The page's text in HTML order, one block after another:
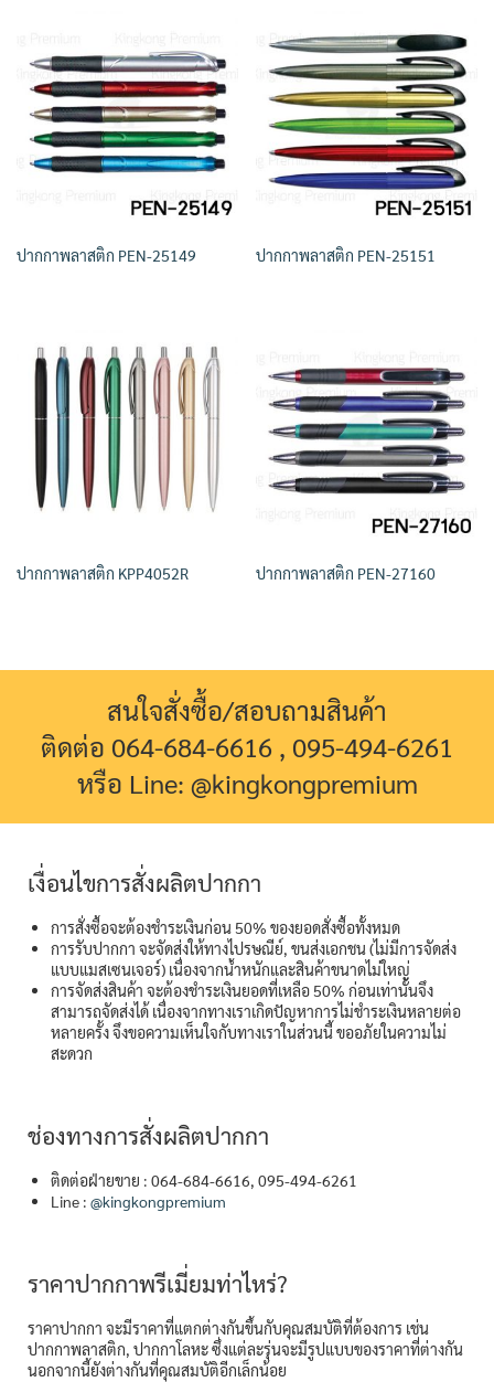
ปากกาพลาสติก PEN-25149 ปากกาพลาสติก PEN-25151
ปากกาพลาสติก KPP4052R ปากกาพลาสติก PEN-27160
สนใจสั่งซื้อ/สอบถามสินค้า
ติดต่อ 064-684-6616 , 095-494-6261
หรือ Line: @kingkongpremium
เงื่อนไขการสั่งผลิตปากกา
การสั่งซื้อจะต้องชำระเงินก่อน 50% ของยอดสั่งซื้อทั้งหมด
การรับปากกา จะจัดส่งให้ทางไปรษณีย์, ขนส่งเอกชน (ไม่มีการจัดส่ง
แบบแมสเซนเจอร์) เนื่องจากน้ำหนักและสินค้าขนาดไม่ใหญ่
การจัดส่งสินค้า จะต้องชำระเงินยอดที่เหลือ 50% ก่อนเท่านั้นจึง
สามารถจัดส่งได้ เนื่องจากทางเราเกิดปัญหาการไม่ชำระเงินหลายต่อ
หลายครั้ง จึงขอความเห็นใจกับทางเราในส่วนนี้ ขออภัยในความไม่
สะดวก
ช่องทางการสั่งผลิตปากกา
ติดต่อฝ่ายขาย : 064-684-6616, 095-494-6261
Line : @kingkongpremium
ราคาปากกาพรีเมี่ยมท่าไหร่?
ราคาปากกา จะมีราคาที่แตกต่างกันขึ้นกับคุณสมบัติที่ต้องการ เช่น
ปากกาพลาสติก, ปากกาโลหะ ซึ่งแต่ละรุ่นจะมีรูปแบบของราคาที่ต่างกัน
นอกจากนี้ยังต่างกันที่คุณสมบัติอีกเล็กน้อย